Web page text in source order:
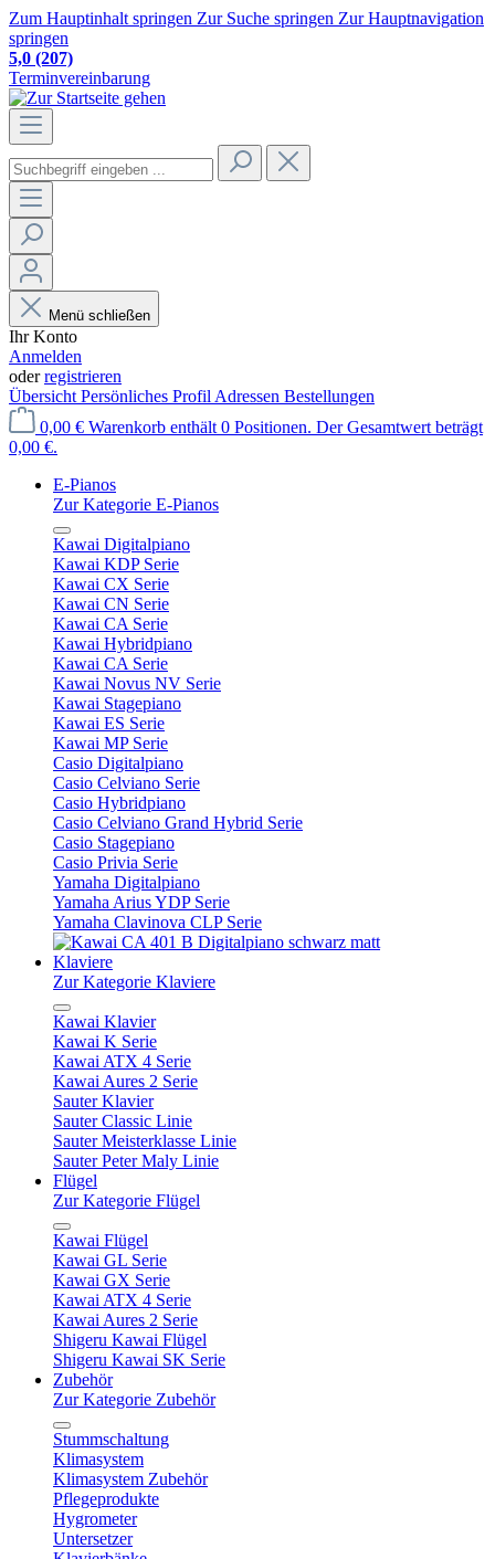
Zum Hauptinhalt springen Zur Suche springen Zur Hauptnavigation
springen
5,0 (207)
Terminvereinbarung
Menü schließen
Ihr Konto
Anmelden
oderregistrieren
Übersicht Persönliches Profil Adressen Bestellungen
0,00 € Warenkorb enthält 0 Positionen. Der Gesamtwert beträgt
0,00 €.
E-Pianos
Zur Kategorie E-Pianos
Kawai Digitalpiano
Kawai KDP Serie
Kawai CX Serie
Kawai CN Serie
Kawai CA Serie
Kawai Hybridpiano
Kawai CA Serie
Kawai Novus NV Serie
Kawai Stagepiano
Kawai ES Serie
Kawai MP Serie
Casio Digitalpiano
Casio Celviano Serie
Casio Hybridpiano
Casio Celviano Grand Hybrid Serie
Casio Stagepiano
Casio Privia Serie
Yamaha Digitalpiano
Yamaha Arius YDP Serie
Yamaha Clavinova CLP Serie
Klaviere
Zur Kategorie Klaviere
Kawai Klavier
Kawai K Serie
Kawai ATX 4 Serie
Kawai Aures 2 Serie
Sauter Klavier
Sauter Classic Linie
Sauter Meisterklasse Linie
Sauter Peter Maly Linie
Flügel
Zur Kategorie Flügel
Kawai Flügel
Kawai GL Serie
Kawai GX Serie
Kawai ATX 4 Serie
Kawai Aures 2 Serie
Shigeru Kawai Flügel
Shigeru Kawai SK Serie
Zubehör
Zur Kategorie Zubehör
Stummschaltung
Klimasystem
Klimasystem Zubehör
Pflegeprodukte
Hygrometer
Untersetzer